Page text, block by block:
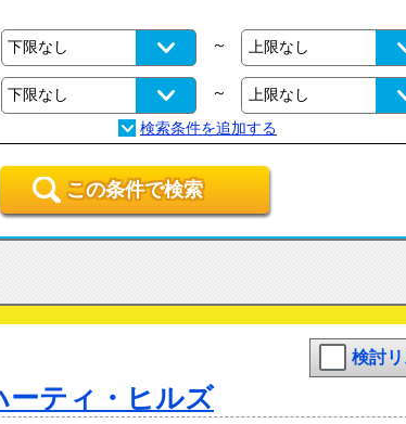
～
～
この条件で検索
検討
ーティ・ヒルズ